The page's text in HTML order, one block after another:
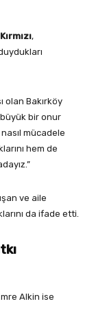
,
olan Bakırköy
bir onur
mücadele
hem de
ve aile
da ifade etti.
Alkin ise